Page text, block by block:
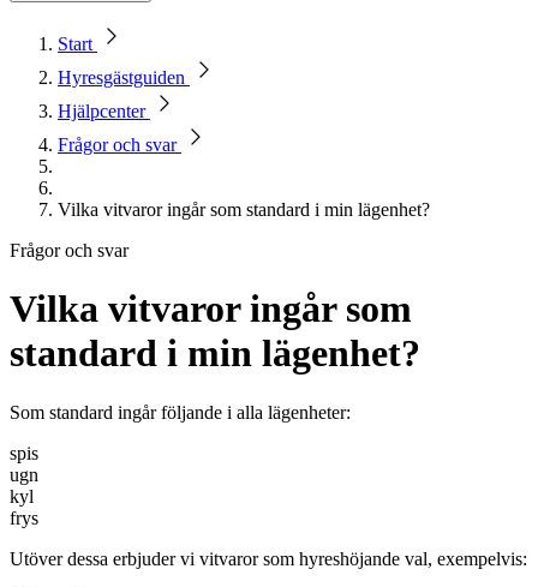
Start
Hyresgästguiden
Hjälpcenter
Frågor och svar
Vilka vitvaror ingår som standard i min lägenhet?
Frågor och svar
Vilka vitvaror ingår som
standard i min lägenhet?
Som standard ingår följande i alla lägenheter:
spis
ugn
kyl
frys
Utöver dessa erbjuder vi vitvaror som hyreshöjande val, exempelvis: